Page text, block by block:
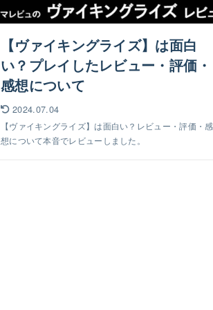
【ヴァイキングライズ】は面白
い？プレイしたレビュー・評価・
感想について
2024.07.04
【ヴァイキングライズ】は面白い？レビュー・評価・感
想について本音でレビューしました。